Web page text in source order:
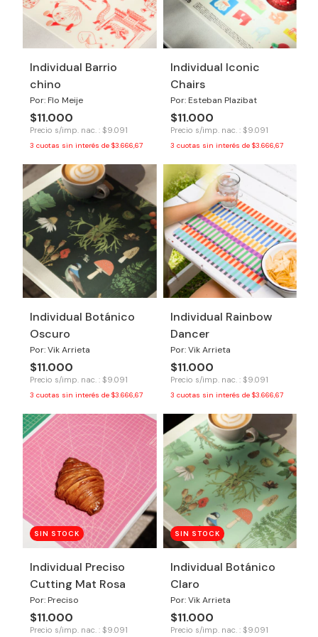
Individual Barrio
chino
Por: Flo Meije
$11.000
Precio s/imp. nac. : $9.091
3 cuotas sin interés de $3.666,67
Individual Iconic
Chairs
Por: Esteban Plazibat
$11.000
Precio s/imp. nac. : $9.091
3 cuotas sin interés de $3.666,67
Individual Botánico
Oscuro
Por: Vik Arrieta
$11.000
Precio s/imp. nac. : $9.091
3 cuotas sin interés de $3.666,67
Individual Rainbow
Dancer
Por: Vik Arrieta
$11.000
Precio s/imp. nac. : $9.091
3 cuotas sin interés de $3.666,67
SIN STOCK
Individual Preciso
Cutting Mat Rosa
Por: Preciso
$11.000
Precio s/imp. nac. : $9.091
SIN STOCK
Individual Botánico
Claro
Por: Vik Arrieta
$11.000
Precio s/imp. nac. : $9.091